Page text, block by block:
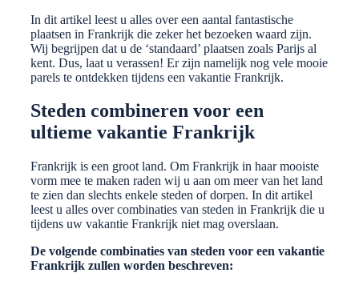
In dit artikel leest u alles over een aantal fantastische
plaatsen in Frankrijk die zeker het bezoeken waard zijn.
Wij begrijpen dat u de ‘standaard’ plaatsen zoals Parijs al
kent. Dus, laat u verassen! Er zijn namelijk nog vele mooie
parels te ontdekken tijdens een vakantie Frankrijk.
Steden combineren voor een
ultieme vakantie Frankrijk
Frankrijk is een groot land. Om Frankrijk in haar mooiste
vorm mee te maken raden wij u aan om meer van het land
te zien dan slechts enkele steden of dorpen. In dit artikel
leest u alles over combinaties van steden in Frankrijk die u
tijdens uw vakantie Frankrijk niet mag overslaan.
De volgende combinaties van steden voor een vakantie
Frankrijk zullen worden beschreven: